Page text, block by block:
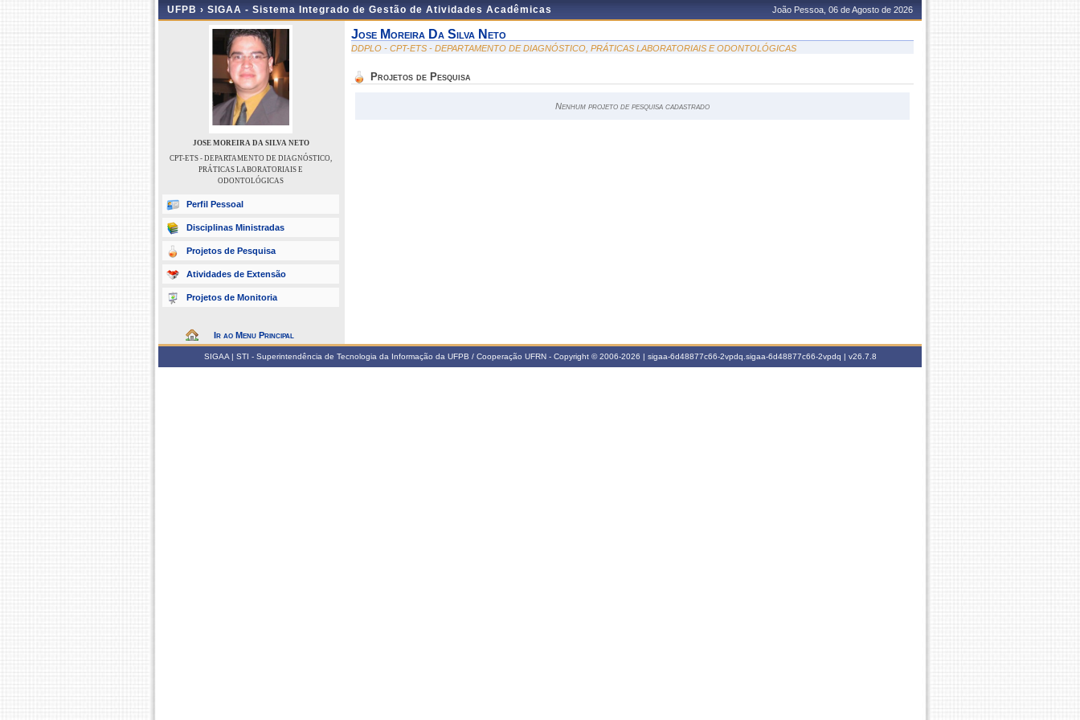
UFPB › SIGAA - Sistema Integrado de Gestão de Atividades Acadêmicas João Pessoa, 06 de Agosto de 2026
JOSE MOREIRA DA SILVA NETO
CPT-ETS - DEPARTAMENTO DE DIAGNÓSTICO,
PRÁTICAS LABORATORIAIS E
ODONTOLÓGICAS
Perfil Pessoal
Disciplinas Ministradas
Projetos de Pesquisa
Atividades de Extensão
Projetos de Monitoria
Ir ao Menu Principal
Jose Moreira Da Silva Neto
DDPLO - CPT-ETS - DEPARTAMENTO DE DIAGNÓSTICO, PRÁTICAS LABORATORIAIS E ODONTOLÓGICAS
Projetos de Pesquisa
Nenhum projeto de pesquisa cadastrado
SIGAA | STI - Superintendência de Tecnologia da Informação da UFPB / Cooperação UFRN - Copyright © 2006-2026 | sigaa-6d48877c66-2vpdq.sigaa-6d48877c66-2vpdq | v26.7.8